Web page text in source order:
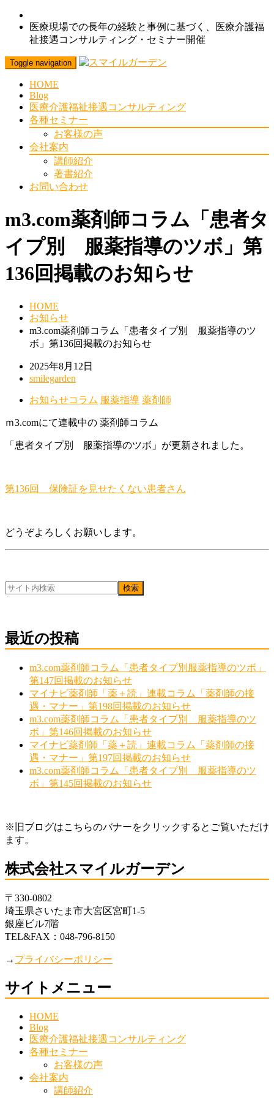
医療現場での長年の経験と事例に基づく、医療介護福
祉接遇コンサルティング・セミナー開催
Toggle navigation
HOME
Blog
医療介護福祉接遇コンサルティング
各種セミナー
お客様の声
会社案内
講師紹介
著書紹介
お問い合わせ
m3.com薬剤師コラム「患者タ
イプ別 服薬指導のツボ」第
136回掲載のお知らせ
HOME
お知らせ
m3.com薬剤師コラム「患者タイプ別 服薬指導のツ
ボ」第136回掲載のお知らせ
2025年8月12日
smilegarden
お知らせコラム 服薬指導 薬剤師
ｍ3.comにて連載中の 薬剤師コラム
「患者タイプ別 服薬指導のツボ」が更新されました。
第136回 保険証を見せたくない患者さん
どうぞよろしくお願いします。
最近の投稿
m3.com薬剤師コラム「患者タイプ別服薬指導のツボ」
第147回掲載のお知らせ
マイナビ薬剤師「薬＋読」連載コラム「薬剤師の接
遇・マナー」第198回掲載のお知らせ
m3.com薬剤師コラム「患者タイプ別 服薬指導のツ
ボ」第146回掲載のお知らせ
マイナビ薬剤師「薬＋読」連載コラム「薬剤師の接
遇・マナー」第197回掲載のお知らせ
m3.com薬剤師コラム「患者タイプ別 服薬指導のツ
ボ」第145回掲載のお知らせ
※旧ブログはこちらのバナーをクリックするとご覧いただけ
ます。
株式会社スマイルガーデン
〒330-0802
埼玉県さいたま市大宮区宮町1-5
銀座ビル7階
TEL&FAX：048-796-8150
→ プライバシーポリシー
サイトメニュー
HOME
Blog
医療介護福祉接遇コンサルティング
各種セミナー
お客様の声
会社案内
講師紹介